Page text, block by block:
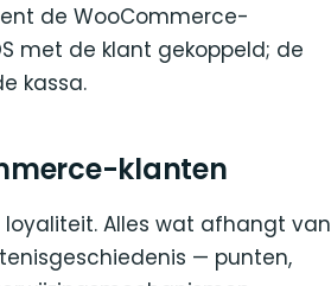
de WooCommerce-
met de klant gekoppeld; de
kassa.
klanten
Alles wat afhangt van
— punten,